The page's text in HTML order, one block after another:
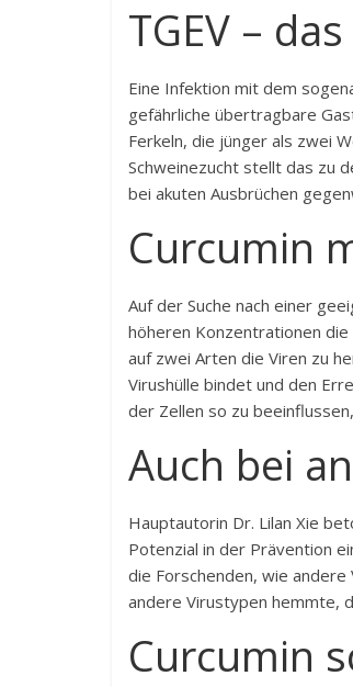
TGEV –
Eine Infektion mit dem
gefährliche übertragbare
Ferkeln, die jünger als zwei
Schweinezucht stellt das zu
bei akuten Ausbrüchen
Curcumin
Auf der Suche nach einer
höheren Konzentrationen
auf zwei Arten die Viren zu
Virushülle bindet und den
der Zellen so zu
Auch bei
Hauptautorin Dr. Lilan Xie
Potenzial in der Prävention
die Forschenden, wie
andere Virustypen hemmte,
Curcumin